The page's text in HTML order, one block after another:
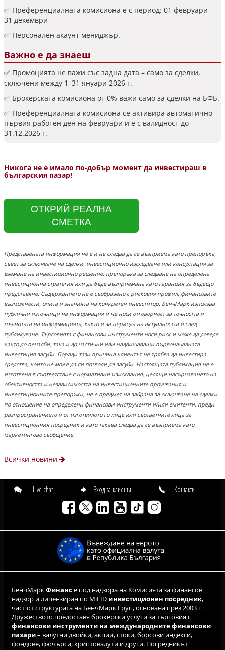
✅ Преференциалната комисиона е с период: 01 февруари –
31 декември
✅ Персонален акаунт мениджър.
Важно е да знаеш
✅ Промоцията не важи със задна дата – само за сделки,
сключени между 1–31 януари 2026 г.
✅ Брокерската комисиона от 0% важи само за сделки на БФБ.
✅ Преференциалната комисиона се активира автоматично
първия работен ден на февруари и е с валидност до
31.12.2026 г.
Никога не е имало по-добър момент да инвестираш в
българския пазар!
ОТКРИЙ РЕАЛНА
СМЕТКА
Представената информация не е и не следва да се възприема като препоръка,
съвет за сключване на сделки, инвестиционно изследване или консултация за
вземане на инвестиционно решение, препоръка за следване на определена
инвестиционна стратегия или да бъде възприемана като гаранция за бъдещо
представяне. Съдържанието не е съобразено с рисковия профил, финансовите
възможности, опита и знанията на конкретен инвеститор. БенчМарк използва
публични източници на информация и не носи отговорност за точността и
пълнотата на информацията, както и за периода на актуалността ѝ след
публикуване. Търговията с финансови инструменти носи риск и може да доведе
както до печалби, така и до частични или надвишаващи първоначалната
инвестиция загуби. Поради тази причина клиентът не трябва да инвестира
средства, които не може да си позволи да загуби. Настоящата публикация не е
изготвена в съответствие с нормативни изисквания, целящи насърчаването на
обективността и независимостта на инвестиционните проучвания и
инвестиционните препоръки, не е предмет на забрана за сключване на сделки
по отношение на определени финансови инструменти и/или емитенти, преди
разпространението ѝ от изготвилото го лице или съответните лица за
инвестиционния посредник и като такава следва да се възприема като
маркетингово съобщение.
Всички новини
Live chat Вход за клиенти Контакти
БенчМаркФинансе под надзора на Комисията за финансов
надзор и лицензиран по MiFID инвестиционен посредник,
част от структурата на БенчМарк Груп, основана през 2003 г.
Дружеството предоставя брокерски услуги за търговия с
финансови инструменти на международните финансови
пазари– валутни двойки, акции, стоки, борсови индекси,
фондове, фючърси, криптовалути и други. Посредникът